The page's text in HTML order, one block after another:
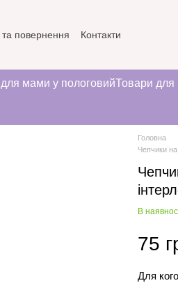
повернення
Контакти
мами у пологовийТовари для
Головна
Чепчики
В
75
Для кого